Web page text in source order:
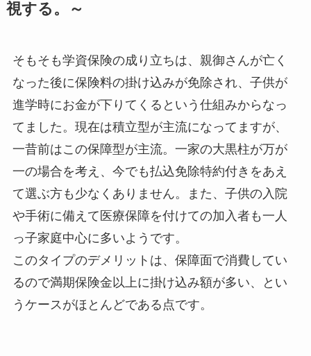
視する。～
そもそも学資保険の成り立ちは、親御さんが亡く
なった後に保険料の掛け込みが免除され、子供が
進学時にお金が下りてくるという仕組みからなっ
てました。現在は積立型が主流になってますが、
一昔前はこの保障型が主流。一家の大黒柱が万が
一の場合を考え、今でも払込免除特約付きをあえ
て選ぶ方も少なくありません。また、子供の入院
や手術に備えて医療保障を付けての加入者も一人
っ子家庭中心に多いようです。
このタイプのデメリットは、保障面で消費してい
るので満期保険金以上に掛け込み額が多い、とい
うケースがほとんどである点です。